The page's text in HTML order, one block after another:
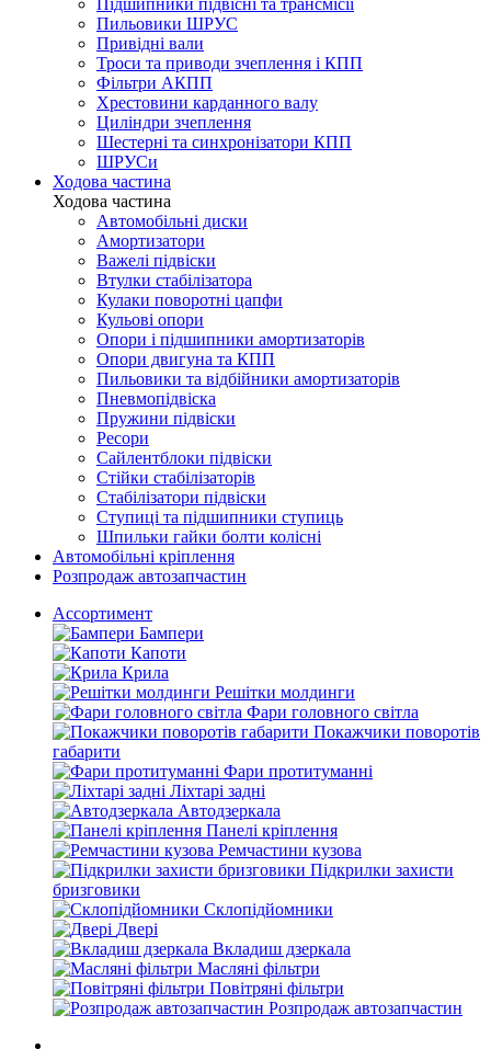
Підшипники підвісні та трансмісії
Пильовики ШРУС
Привідні вали
Троси та приводи зчеплення і КПП
Фільтри АКПП
Хрестовини карданного валу
Циліндри зчеплення
Шестерні та синхронізатори КПП
ШРУСи
Ходова частина
Ходова частина
Автомобільні диски
Амортизатори
Важелі підвіски
Втулки стабілізатора
Кулаки поворотні цапфи
Кульові опори
Опори і підшипники амортизаторів
Опори двигуна та КПП
Пильовики та відбійники амортизаторів
Пневмопідвіска
Пружини підвіски
Ресори
Сайлентблоки підвіски
Стійки стабілізаторів
Стабілізатори підвіски
Ступиці та підшипники ступиць
Шпильки гайки болти колісні
Автомобільні кріплення
Розпродаж автозапчастин
Ассортимент
Бампери
Капоти
Крила
Решітки молдинги
Фари головного світла
Покажчики поворотів
габарити
Фари протитуманні
Ліхтарі задні
Автодзеркала
Панелі кріплення
Ремчастини кузова
Підкрилки захисти
бризговики
Склопідйомники
Двері
Вкладиш дзеркала
Масляні фільтри
Повітряні фільтри
Розпродаж автозапчастин